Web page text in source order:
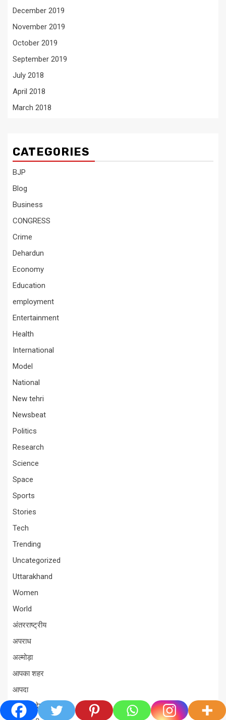
December 2019
November 2019
October 2019
September 2019
July 2018
April 2018
March 2018
CATEGORIES
BJP
Blog
Business
CONGRESS
Crime
Dehardun
Economy
Education
employment
Entertainment
Health
International
Model
National
New tehri
Newsbeat
Politics
Research
Science
Space
Sports
Stories
Tech
Trending
Uncategorized
Uttarakhand
Women
World
अंतरराष्ट्रीय
अपराध
अल्मोड़ा
आपका शहर
आपदा
उत्तर प्रदेश